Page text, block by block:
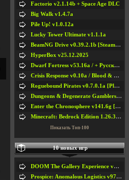
Factorio v2.1.14b + Space Age DLC
Big Walk v1.4.7a
Pile Up! v1.0.12a
Lucky Tower Ultimate v1.1.1a
BeamNG Drive v0.39.2.1b [Steam Early Access]
HyperBox v25.12.2025
Dwarf Fortress v53.16a / + Русская Версия v50.12a
Crisis Response v0.10a / Blood & Bullet
Roguebound Pirates v0.7.0.1a [Playtest]
Dungeons & Degenerate Gamblers v2.0.2a
Enter the Chronosphere v141.6g [Steam Early Access]
Minecraft: Bedrock Edition 1.26.33.1a / + TLauncher v2.89
Показать Топ-100
10 новых игр
DOOM The Gallery Experience v1.4.2
Prospice: Anomalous Logistics v97 [Playtest]